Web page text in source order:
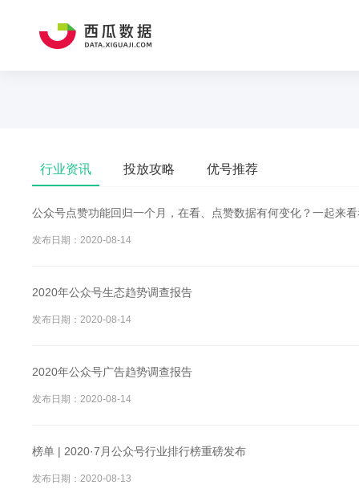
行业资讯 投放攻略 优号推荐
公众号点赞功能回归一个月，在看、点赞数据有何变化？一起来
发布日期：2020-08-14
2020年公众号生态趋势调查报告
发布日期：2020-08-14
2020年公众号广告趋势调查报告
发布日期：2020-08-14
榜单 | 2020·7月公众号行业排行榜重磅发布
发布日期：2020-08-13